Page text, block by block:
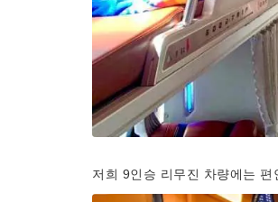
저희 9인승 리무진 차량에는